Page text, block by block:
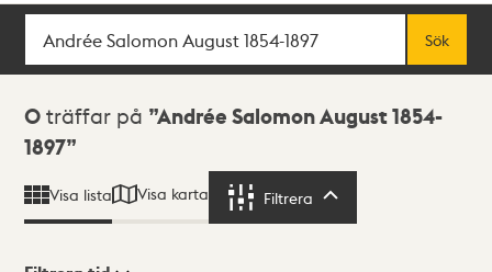
Sök
Sök
Sökresultat
0 träffar på Andrée Salomon August 1854-
1897
Visa lista Visa karta Filtrera